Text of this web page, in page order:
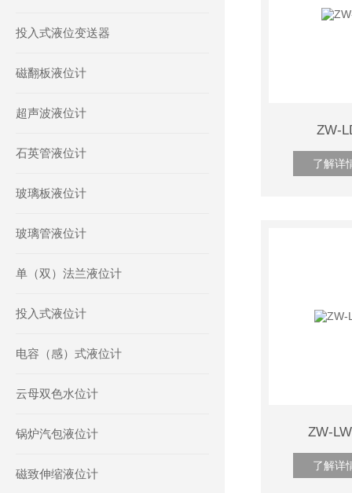
投入式液位变送器
磁翻板液位计
超声波液位计
石英管液位计
玻璃板液位计
玻璃管液位计
单（双）法兰液位计
投入式液位计
电容（感）式液位计
云母双色水位计
锅炉汽包液位计
磁致伸缩液位计
ZW-
了解详
ZW-
了解详